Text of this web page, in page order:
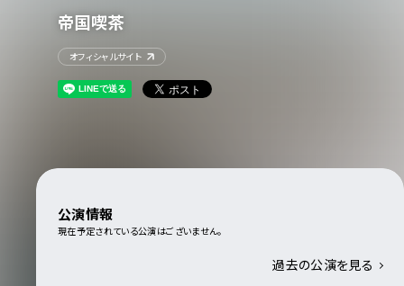
帝国喫茶
オフィシャルサイト
公演情報
現在予定されている公演はございません。
過去の公演を見る